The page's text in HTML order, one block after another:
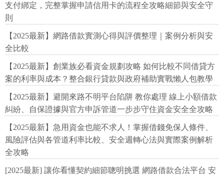
支付綁定，完整掌握申請信用卡的流程全攻略細節與安全守
則
【2025最新】網路借款實測心得與評價整理｜案例分析與安
全比較
【2025最新】創業族必看資金規劃攻略 如何比較不同借貸方
案的利率與成本？整合銀行貸款與政府補助實戰懶人包教學
【2025最新】避開來路不明平台陷阱 教你處理 線上小額借款
糾紛、自保證據與官方申訴管道一步步守住資金安全全攻略
【2025最新】急用資金也能不求人！掌握借錢免保人條件、
風險評估與各管道利率比較、安全週轉心法與實際案例解析
全攻略
[2025最新] 讓你看懂契約細節聰明挑選 網路借款合法平台 安